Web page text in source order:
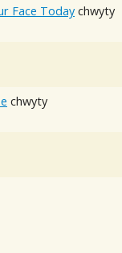
Face Today chwyty
chwyty